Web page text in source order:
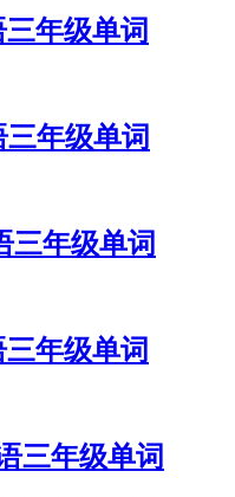
年级单词
年级单词
三年级单词
年级单词
三年级单词